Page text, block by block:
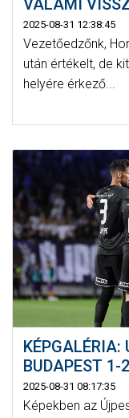
VALAMI
2025-08-31 12:38:45
Vezetőedzőnk,
után értékelt, de
helyére érkező...
KÉPGALÉRIA:
BUDAPEST 1-2
2025-08-31 08:17:35
Képekben az